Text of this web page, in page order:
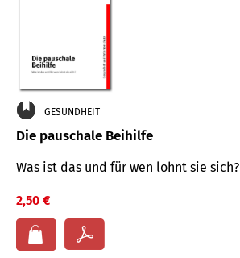
GESUNDHEIT
Die pauschale Beihilfe
Was ist das und für wen lohnt sie sich?
2,50 €